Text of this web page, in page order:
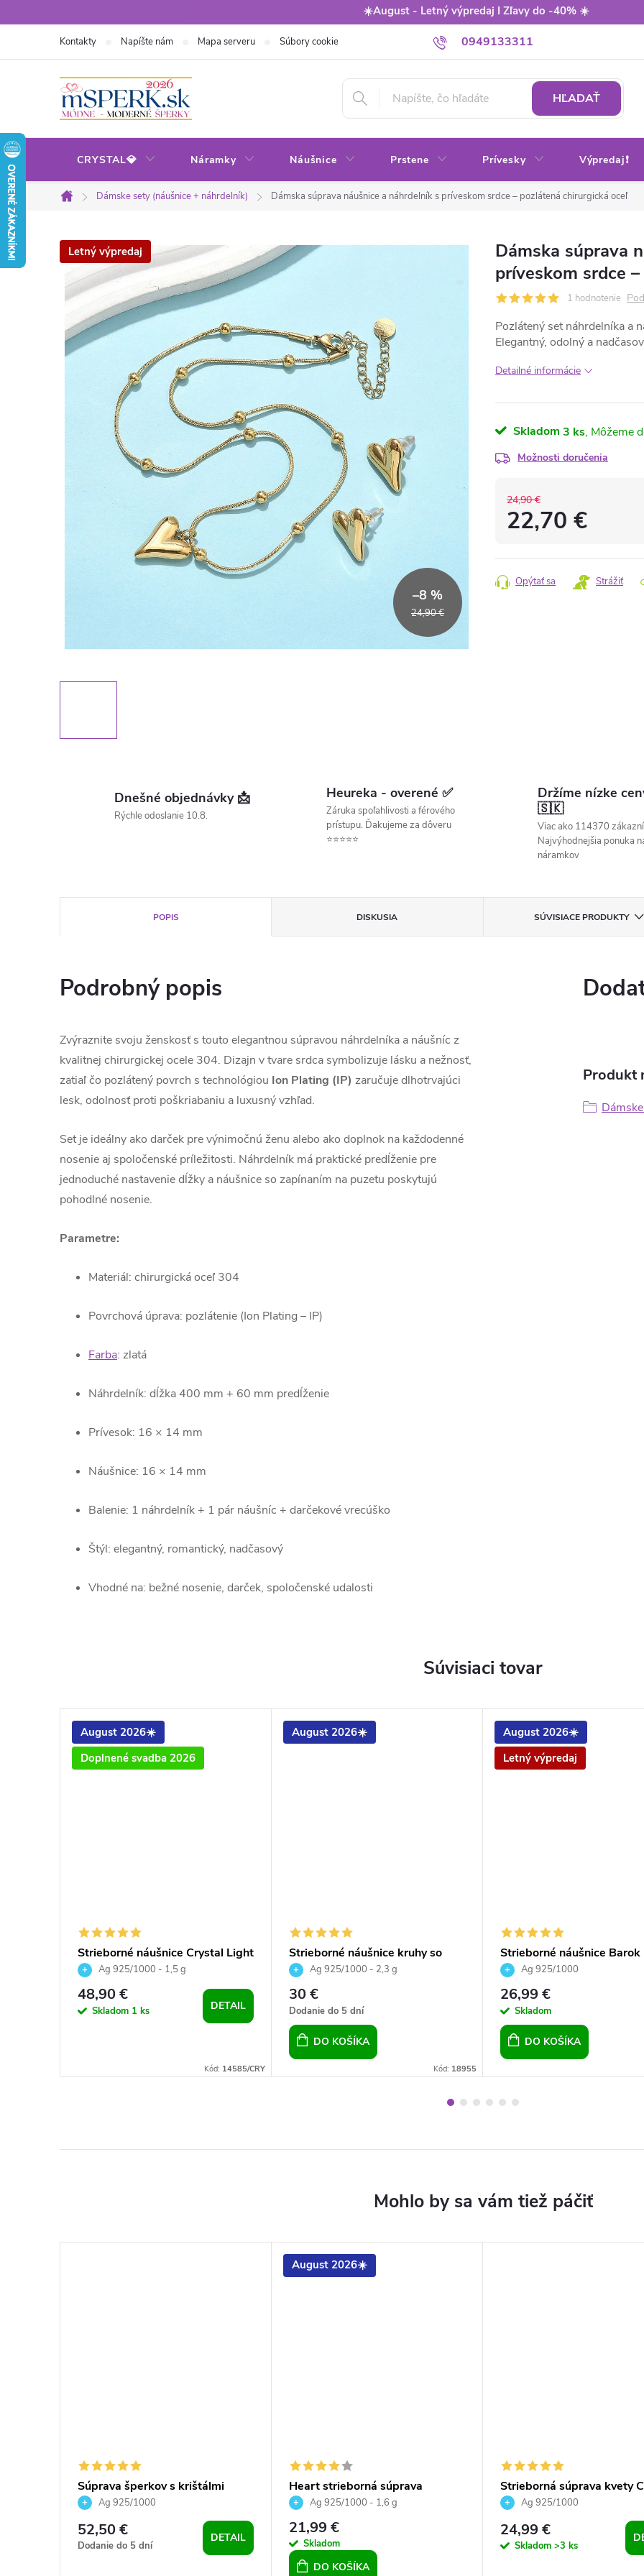
na
☀️August - Letný výpredaj I Zľavy do -40% ☀️
0949133311
Kontakty Napíšte nám Mapa serveru Súbory cookie Obchodné podmienky
HĽADAŤ
CRYSTAL💎 Náramky Náušnice Prstene Prívesky Výpredaj❗
Domov
Dámske sety (náušnice + náhrdelník) Dámska súprava náušnice a náhrdelník s príveskom srdce – pozlátená chirurgická oceľ
Letný výpredaj
24,90 €
–8 %
Dámska súprava
príveskom srdce
1 hodnotenie
Pozlátený set náhrdelníka a
Elegantný, odolný a
Detailné informácie
Skladom 3 ks
Možnosti doručenia
24,90 €
22,70 €
cena:
Opýtať sa Strážiť
Dnešné objednávky 📩
Rýchle odoslanie 10.8.
Heureka - overené ✅
Záruka spoľahlivosti a férového
prístupu. Ďakujeme za dôveru
⭐⭐⭐⭐⭐
Držíme nízke
🇸🇰
Viac ako 114370
Najvýhodnejšia ponuka
náramkov
POPIS DISKUSIA SÚVISIACE PRODUKTY
Podrobný popis
Zvýraznite svoju ženskosť s touto elegantnou súpravou náhrdelníka a náušníc z
kvalitnej chirurgickej ocele 304. Dizajn v tvare srdca symbolizuje lásku a nežnosť,
zatiaľ čo pozlátený povrch s technológiou Ion Plating (IP) zaručuje dlhotrvajúci
lesk, odolnosť proti poškriabaniu a luxusný vzhľad.
Set je ideálny ako darček pre výnimočnú ženu alebo ako doplnok na každodenné
nosenie aj spoločenské príležitosti. Náhrdelník má praktické predĺženie pre
jednoduché nastavenie dĺžky a náušnice so zapínaním na puzetu poskytujú
pohodlné nosenie.
Parametre:
Materiál: chirurgická oceľ 304
Povrchová úprava: pozlátenie (Ion Plating – IP)
Farba: zlatá
Náhrdelník: dĺžka 400 mm + 60 mm predĺženie
Prívesok: 16 × 14 mm
Náušnice: 16 × 14 mm
Balenie: 1 náhrdelník + 1 pár náušníc + darčekové vrecúško
Štýl: elegantný, romantický, nadčasový
Vhodné na: bežné nosenie, darček, spoločenské udalosti
Produkt
Súvisiaci tovar
August 2026☀️
Doplnené svadba 2026
Strieborné náušnice Crystal Light
ChromeAg 925/1000 - 1,5 g
48,90 €
Skladom 1 ks DETAIL
Kód: 14585/CRY
August 2026☀️
Strieborné náušnice kruhy so
Swarovski Crystals číre
Ag 925/1000 - 2,3 g
30 €
Dodanie do 5 dní
DO KOŠÍKA
Kód: 18955
August 2026☀️
Letný výpredaj
Strieborné náušnice Barok
Crystal Vitrail Medium
Ag 925/1000
26,99 €
Skladom
DO KOŠÍKA
Súprava šperkov s krištálmi
Swarovski a bielou perlou, pre
ženy, pre dievčatá, striebro
Ag 925/1000
52,50 €
Dodanie do 5 dní
DETAIL
August 2026☀️
Heart strieborná súprava
Bermuda Blue
Ag 925/1000 - 1,6 g
21,99 €
Skladom
DO KOŠÍKA
Strieborná súprava kvety
AB Ag 925/1000
24,99 €
Skladom >3 ks